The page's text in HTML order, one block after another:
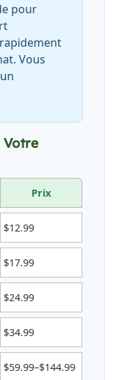
pour
Vous
Votre
Prix
$12.99
$17.99
$24.99
$34.99
$59.99–$144.99